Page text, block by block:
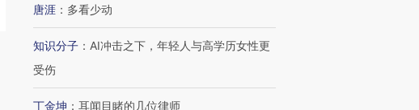
会，让数智科技“链”接产
唐涯 ： 多看少动
知识分子 ： AI冲击之下，年轻人与高学历女性更
受伤
丁金坤 ： 耳闻目睹的几位律师